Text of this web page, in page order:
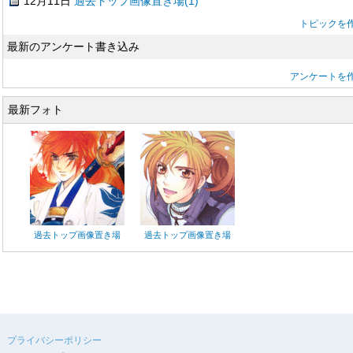
トピックを
最新のアンケート書き込み
アンケートを
最新フォト
過去トップ画像置き場 過去トップ画像置き場
プライバシーポリシー